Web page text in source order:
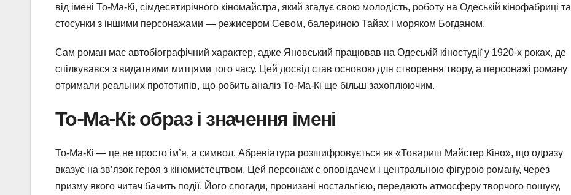
від імені То-Ма-Кі, сімдесятирічного кіномайстра, який згадує свою молодість, роботу на Одеській кінофабриці та
стосунки з іншими персонажами — режисером Севом, балериною Тайах і моряком Богданом.
Сам роман має автобіографічний характер, адже Яновський працював на Одеській кіностудії у 1920-х роках, де
спілкувався з видатними митцями того часу. Цей досвід став основою для створення твору, а персонажі роману
отримали реальних прототипів, що робить аналіз То-Ма-Кі ще більш захоплюючим.
То-Ма-Кі: образ і значення імені
То-Ма-Кі — це не просто ім’я, а символ. Абревіатура розшифровується як «Товариш Майстер Кіно», що одразу
вказує на зв’язок героя з кіномистецтвом. Цей персонаж є оповідачем і центральною фігурою роману, через
призму якого читач бачить події. Його спогади, пронизані ностальгією, передають атмосферу творчого пошуку,